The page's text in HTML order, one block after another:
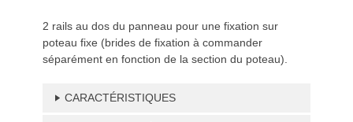
2 rails au dos du panneau pour une fixation sur
poteau fixe (brides de fixation à commander
séparément en fonction de la section du poteau).
CARACTÉRISTIQUES